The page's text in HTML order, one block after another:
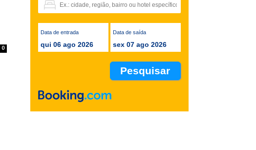
0
Data de entrada
qui 06 ago 2026
Data de saída
sex 07 ago 2026